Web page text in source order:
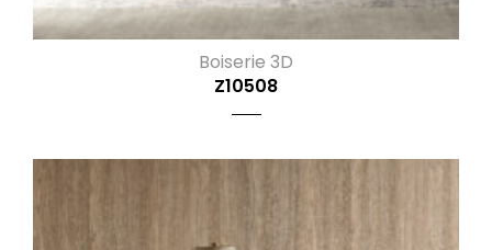
Boiserie 3D
Z10508